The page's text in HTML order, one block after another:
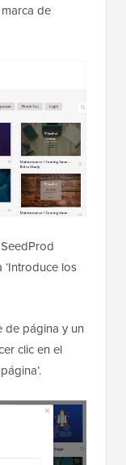
de
los
de página y un
clic en el